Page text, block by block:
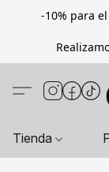
-10% para
Tienda